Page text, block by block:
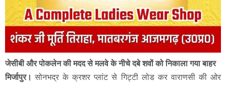
जेसीबी और पोकलेन की मदद से मलवे के नीचे दबे शवों को निकाला गया बाहर
मिर्जापुर।सोनभद्र के क्रशर प्लांट से गिट्टी लोड कर वाराणसी की ओर